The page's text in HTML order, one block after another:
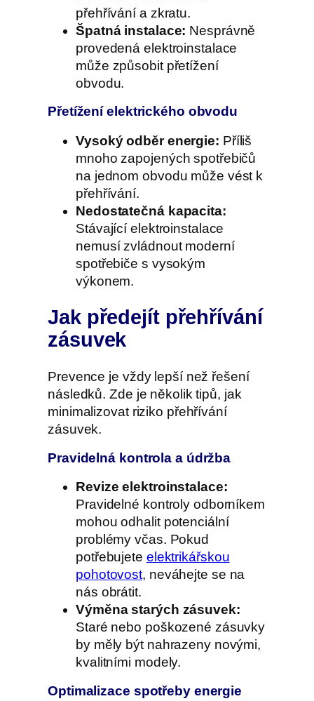
přehřívání a zkratu.
Špatná instalace: Nesprávně
provedená elektroinstalace
může způsobit přetížení
obvodu.
Přetížení elektrického obvodu
Vysoký odběr energie: Příliš
mnoho zapojených spotřebičů
na jednom obvodu může vést k
přehřívání.
Nedostatečná kapacita:
Stávající elektroinstalace
nemusí zvládnout moderní
spotřebiče s vysokým
výkonem.
Jak předejít přehřívání
zásuvek
Prevence je vždy lepší než řešení
následků. Zde je několik tipů, jak
minimalizovat riziko přehřívání
zásuvek.
Pravidelná kontrola a údržba
Revize elektroinstalace:
Pravidelné kontroly odborníkem
mohou odhalit potenciální
problémy včas. Pokud
potřebujete elektrikářskou
pohotovost, neváhejte se na
nás obrátit.
Výměna starých zásuvek:
Staré nebo poškozené zásuvky
by měly být nahrazeny novými,
kvalitními modely.
Optimalizace spotřeby energie